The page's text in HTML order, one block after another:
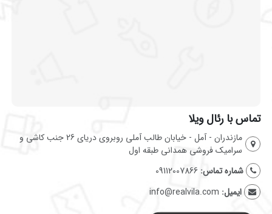
تماس با رئال ویلا
مازندران - آمل - خیابان طالب آملی روبروی دریای 26 جنب کاشی و
سرامیک فروشی همدانی طبقه اول
شماره تماس: 09112007866
ایمیل: info@realvila.com